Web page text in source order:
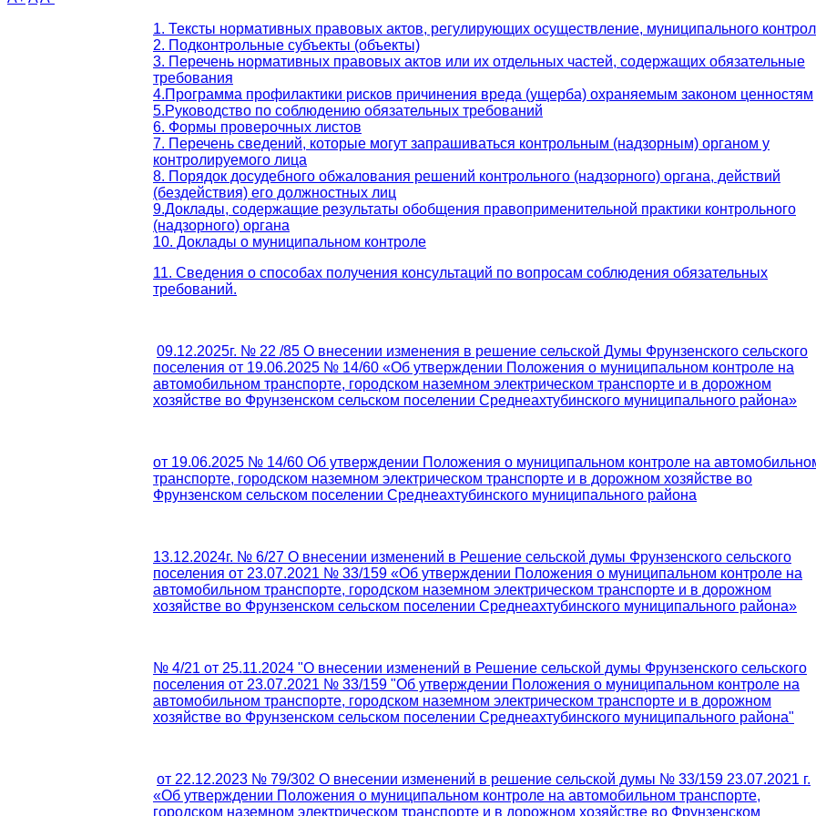
1. Тексты нормативных правовых актов, регулирующих осуществление, муниципального
2. Подконтрольные субъекты (объекты)
3. Перечень нормативных правовых актов или их отдельных частей, содержащих обязательные
требования
4.Программа профилактики рисков причинения вреда (ущерба) охраняемым законом ценностям
5.Руководство по соблюдению обязательных требований
6. Формы проверочных листов
7. Перечень сведений, которые могут запрашиваться контрольным (надзорным) органом у
контролируемого лица
8. Порядок досудебного обжалования решений контрольного (надзорного) органа, действий
(бездействия) его должностных лиц
9.Доклады, содержащие результаты обобщения правоприменительной практики контрольного
(надзорного) органа
10. Доклады о муниципальном контроле
11. Сведения о способах получения консультаций по вопросам соблюдения обязательных
требований.
09.12.2025г. № 22 /85 О внесении изменения в решение сельской Думы Фрунзенского сельского
поселения от 19.06.2025 № 14/60 «Об утверждении Положения о муниципальном контроле на
автомобильном транспорте, городском наземном электрическом транспорте и в дорожном
хозяйстве во Фрунзенском сельском поселении Среднеахтубинского муниципального района»
от 19.06.2025 № 14/60 Об утверждении Положения о муниципальном контроле на
транспорте, городском наземном электрическом транспорте и в дорожном хозяйстве во
Фрунзенском сельском поселении Среднеахтубинского муниципального района
13.12.2024г. № 6/27 О внесении изменений в Решение сельской думы Фрунзенского сельского
поселения от 23.07.2021 № 33/159 «Об утверждении Положения о муниципальном контроле на
автомобильном транспорте, городском наземном электрическом транспорте и в дорожном
хозяйстве во Фрунзенском сельском поселении Среднеахтубинского муниципального района»
№ 4/21 от 25.11.2024 "О внесении изменений в Решение сельской думы Фрунзенского сельского
поселения от 23.07.2021 № 33/159 "Об утверждении Положения о муниципальном контроле на
автомобильном транспорте, городском наземном электрическом транспорте и в дорожном
хозяйстве во Фрунзенском сельском поселении Среднеахтубинского муниципального района"
от 22.12.2023 № 79/302 О внесении изменений в решение сельской думы № 33/159 23.07.2021 г.
«Об утверждении Положения о муниципальном контроле на автомобильном транспорте,
городском наземном электрическом транспорте и в дорожном хозяйстве во Фрунзенском